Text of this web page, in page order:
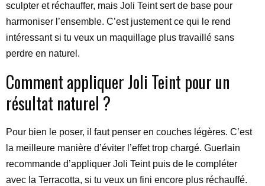
sculpter et réchauffer, mais Joli Teint sert de base pour
harmoniser l’ensemble. C’est justement ce qui le rend
intéressant si tu veux un maquillage plus travaillé sans
perdre en naturel.
Comment appliquer Joli Teint pour un
résultat naturel ?
Pour bien le poser, il faut penser en couches légères. C’est
la meilleure manière d’éviter l’effet trop chargé. Guerlain
recommande d’appliquer Joli Teint puis de le compléter
avec la Terracotta, si tu veux un fini encore plus réchauffé.